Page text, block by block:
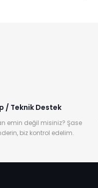
/ Teknik Destek
emin değil misiniz? Şase
biz kontrol edelim.